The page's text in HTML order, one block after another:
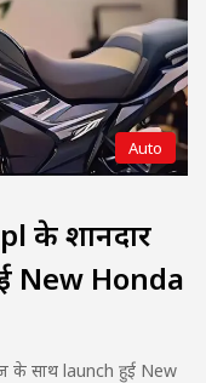
Auto
के शानदार
New Honda
के साथ launch हुई New